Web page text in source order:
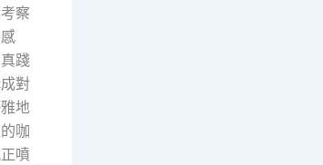
察
踐
對
地
咖
噴